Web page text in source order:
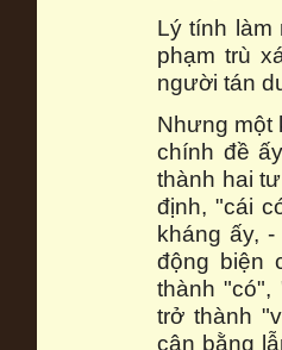
Lý tính làm
phạm trù
người tán
Nhưng một
chính đề
thành hai
định, "cái
kháng ấy,
động biện
thành
trở thành
cân bằng